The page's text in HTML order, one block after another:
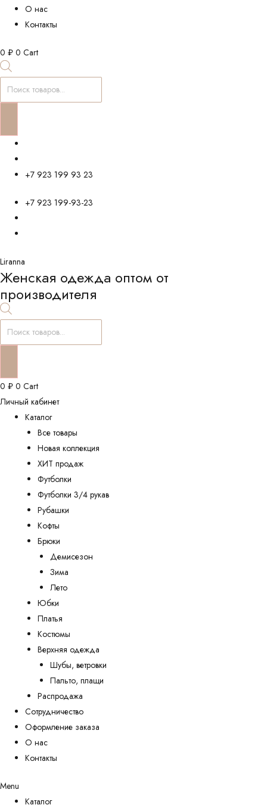
О нас
Контакты
0 ₽ 0 Cart
Поиск
товаров
+7 923 199 93 23
+7 923 199-93-23
Liranna
Женская одежда оптом от
производителя
Поиск
товаров
0 ₽ 0 Cart
Личный кабинет
Каталог
Все товары
Новая коллекция
ХИТ продаж
Футболки
Футболки 3/4 рукав
Рубашки
Кофты
Брюки
Демисезон
Зима
Лето
Юбки
Платья
Костюмы
Верхняя одежда
Шубы, ветровки
Пальто, плащи
Распродажа
Сотрудничество
Оформление заказа
О нас
Контакты
Menu
Каталог